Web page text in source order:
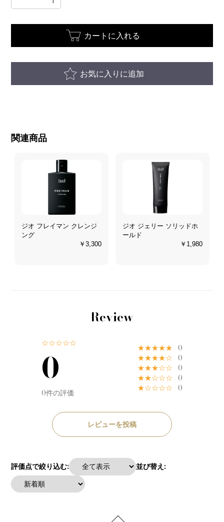
カートに入れる
お気に入りに追加
関連商品
ジオ フレイマン クレンジ
ング
￥3,300
ジオ ジェリー ソリッドホ
ールド
￥1,980
Review
☆☆☆☆☆
0
0件の評価
★★★★★ 0
★★★★☆ 0
★★★☆☆ 0
★★☆☆☆ 0
★☆☆☆☆ 0
レビューを投稿
評価点で絞り込む: 並び替え: